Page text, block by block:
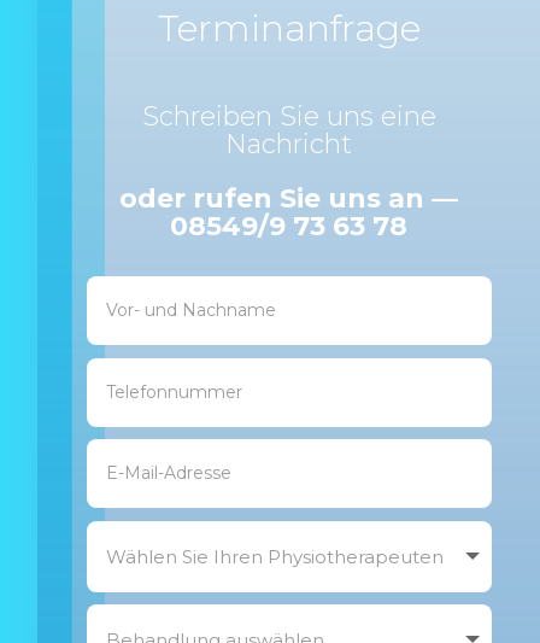
Terminanfrage
Schreiben Sie uns eine
Nachricht
oder rufen Sie uns an —
08549/9 73 63 78